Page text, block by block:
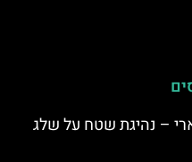
– נהיגת שטח על שלג